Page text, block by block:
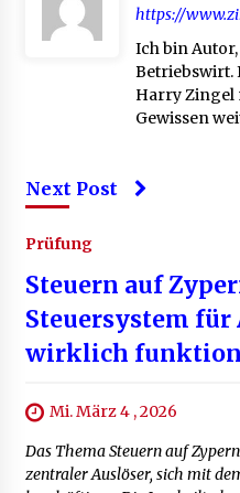
https://
Ich bin
Betriebswirt.
Harry Zingel
Gewissen
Next Post
Prüfung
Steuern auf
Steuersystem für
wirklich
Mi. März 4 , 2026
Das Thema Steuern auf
zentraler Auslöser, sich mit